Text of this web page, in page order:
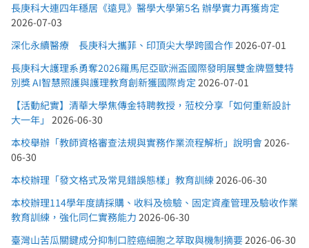
長庚科大連四年穩居《遠見》醫學大學第5名 辦學實力再獲肯定
2026-07-03
深化永續醫療 長庚科大攜菲、印頂尖大學跨國合作2026-07-01
長庚科大護理系勇奪2026羅馬尼亞歐洲盃國際發明展雙金牌暨雙特
別獎 AI智慧照護與護理教育創新獲國際肯定 2026-07-01
【活動紀實】清華大學焦傳金特聘教授，蒞校分享「如何重新設計
大一年」 2026-06-30
本校舉辦「教師資格審查法規與實務作業流程解析」說明會2026-
06-30
本校辦理「發文格式及常見錯誤態樣」教育訓練2026-06-30
本校辦理114學年度請採購、收料及檢驗、固定資產管理及驗收作業
教育訓練，強化同仁實務能力 2026-06-30
臺灣山苦瓜關鍵成分抑制口腔癌細胞之萃取與機制摘要2026-06-30